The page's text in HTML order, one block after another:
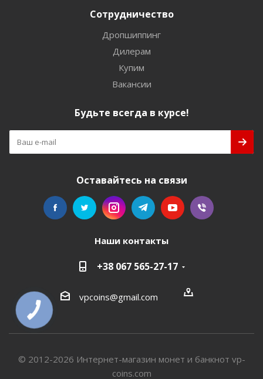
Сотрудничество
Дропшиппинг
Дилерам
Купим
Вакансии
Будьте всегда в курсе!
Оставайтесь на связи
Наши контакты
+38 067 565-27-17
vpcoins@gmail.com
© 2012-2026 Интернет-магазин монет и банкнот vp-
coins.com
КНОПКА
СВЯЗИ